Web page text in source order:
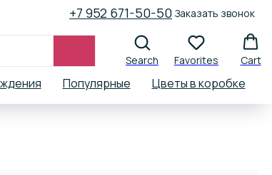
+7 952 671-50-50 Заказать звонок
Search Favorites Cart
Популярные Цветы в коробке